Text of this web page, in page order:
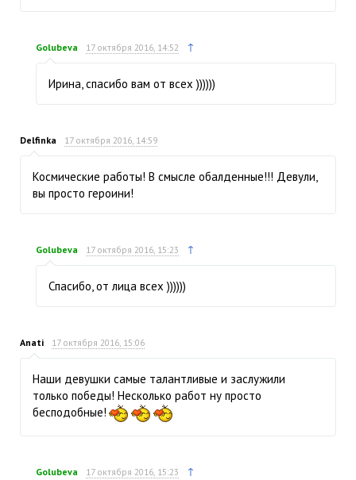
Golubeva 17 октября 2016, 14:52 ↑
Ирина, спасибо вам от всех ))))))
Delfinka 17 октября 2016, 14:59
Космические работы! В смысле обалденные!!! Девули,
вы просто героини!
Golubeva 17 октября 2016, 15:23 ↑
Спасибо, от лица всех ))))))
Anati 17 октября 2016, 15:06
Наши девушки самые талантливые и заслужили
только победы! Несколько работ ну просто
бесподобные!
Golubeva 17 октября 2016, 15:23 ↑